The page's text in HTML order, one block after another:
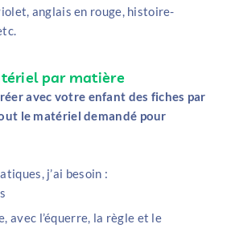
anglais en rouge, histoire-
par matière
avec votre enfant des fiches par
le matériel demandé pour
j’ai besoin :
avec l’équerre, la règle et le